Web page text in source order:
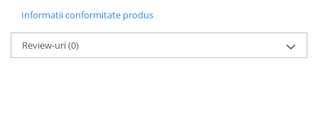
Informatii conformitate produs
Review-uri(0)